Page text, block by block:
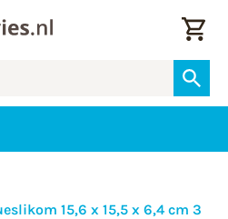
15,6 x 15,5 x 6,4 cm 3